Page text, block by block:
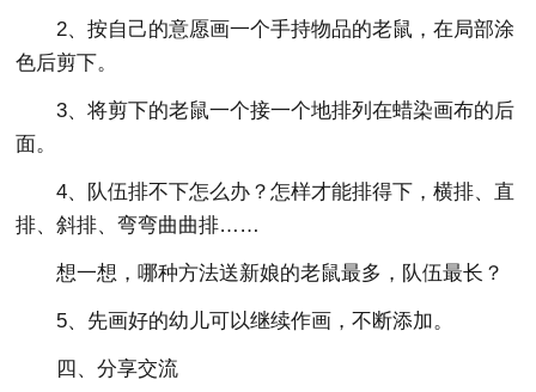
2、按自己的意愿画一个手持物品的老鼠，在局部涂
色后剪下。
3、将剪下的老鼠一个接一个地排列在蜡染画布的后
面。
4、队伍排不下怎么办？怎样才能排得下，横排、直
排、斜排、弯弯曲曲排……
想一想，哪种方法送新娘的老鼠最多，队伍最长？
5、先画好的幼儿可以继续作画，不断添加。
四、分享交流